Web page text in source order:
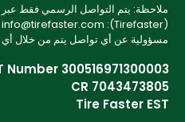
ملاحظة: يتم التواصل الرسمي فقط عبر
مسؤولية عن أي تواصل يتم من خلال أي
Number 300516971300003
CR 7043473805
Tire Faster EST